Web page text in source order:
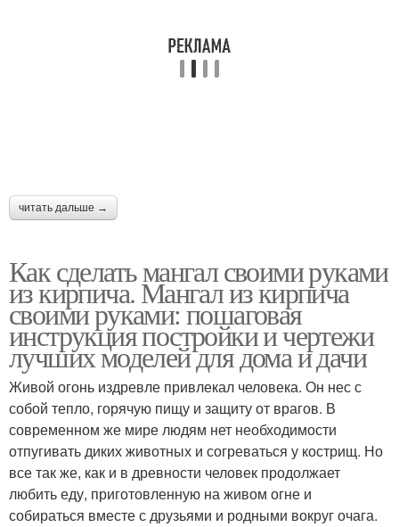
читать дальше →
Как сделать мангал своими руками
из кирпича. Мангал из кирпича
своими руками: пошаговая
инструкция постройки и чертежи
лучших моделей для дома и дачи
Живой огонь издревле привлекал человека. Он нес с
собой тепло, горячую пищу и защиту от врагов. В
современном же мире людям нет необходимости
отпугивать диких животных и согреваться у кострищ. Но
все так же, как и в древности человек продолжает
любить еду, приготовленную на живом огне и
собираться вместе с друзьями и родными вокруг очага.